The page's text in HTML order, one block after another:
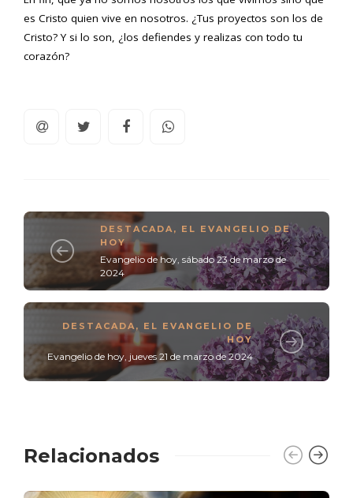
es Cristo quien vive en nosotros. ¿Tus proyectos son los de
Cristo? Y si lo son, ¿los defiendes y realizas con todo tu
corazón?
DESTACADA, EL EVANGELIO DE
HOY
Evangelio de hoy, sábado 23 de marzo de
2024
DESTACADA, EL EVANGELIO DE
HOY
Evangelio de hoy, jueves 21 de marzo de 2024
Relacionados